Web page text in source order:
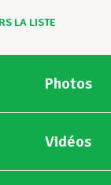
LA LISTE
Photos
Vidéos